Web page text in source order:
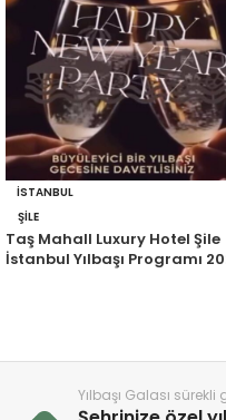
İSTANBUL
ŞILE
Taş Mahall Luxury Hotel Şile
İstanbul Yılbaşı Programı
Yılbaşı Galası